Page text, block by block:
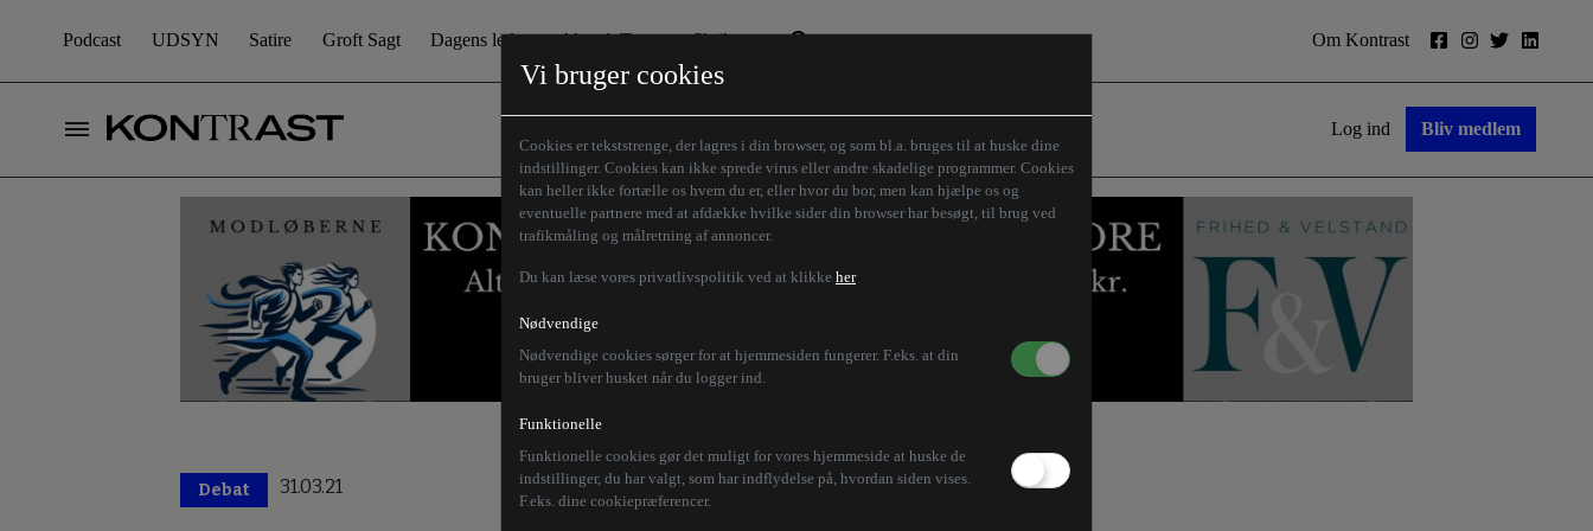
Vi bruger cookies
Cookies er tekststrenge, der lagres i din browser, og som bl.a. bruges til at huske dine
indstillinger. Cookies kan ikke sprede virus eller andre skadelige programmer. Cookies
kan heller ikke fortælle os hvem du er, eller hvor du bor, men kan hjælpe os og
eventuelle partnere med at afdække hvilke sider din browser har besøgt, til brug ved
trafikmåling og målretning af annoncer.
Du kan læse vores privatlivspolitik ved at klikke her
Nødvendige
Nødvendige cookies sørger for at hjemmesiden fungerer. F.eks. at din
bruger bliver husket når du logger ind.
Funktionelle
Funktionelle cookies gør det muligt for vores hjemmeside at huske de
indstillinger, du har valgt, som har indflydelse på, hvordan siden vises.
F.eks. dine cookiepræferencer.
Podcast UDSYN Satire Groft Sagt Dagens leder Aktuelt Tema
Den borgelige brille
Humaniora forfra
Store Danskere
Skribenter
Z-aksen
Om Kontrast
Log ind Bliv medlem
Debat 31.03.21